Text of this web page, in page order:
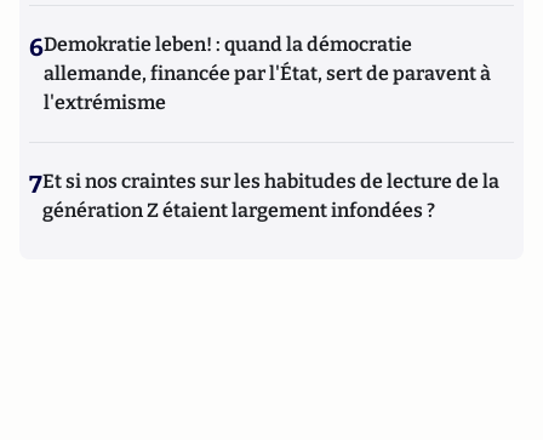
6Demokratie leben! : quand la démocratie
allemande, financée par l'État, sert de paravent à
l'extrémisme
7Et si nos craintes sur les habitudes de lecture de la
génération Z étaient largement infondées ?